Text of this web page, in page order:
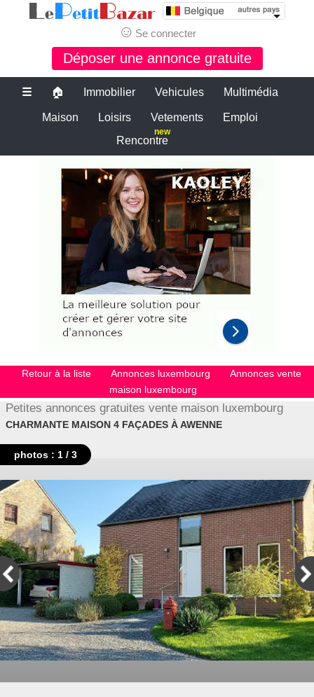
☺ Se connecter
Déposer une annonce gratuite
☰ 🏠 Immobilier Vehicules Multimédia
Maison Loisirs Vetements
Emploi
Rencontre
new
Le bon coin belgique
PETITE ANNONCE GRATUITE BELGIQUE
PETITES ANNONCES BELGIQUE
Le plus grand site de petites annonces pour des affaires d'occasion ou
neuves. Publiez maintenant une petite annonce gratuite en Belgique.
LE BON COIN BELGIQUE
Des annonces et de bonnes affaires d'occasion. Insérez gratuitement
une annonce gratuite pour la belgique. Achetez ou vendez votre
voiture d'occasion, moto, équipements enfants ou maison sur le petit
bazar belgique.
Le bon coin belgique
Retour à la liste Annonces luxembourg
Annonces vente
maison luxembourg
Petites annonces gratuites vente maison luxembourg
CHARMANTE MAISON 4 FAÇADES À AWENNE
photos : 1 / 3